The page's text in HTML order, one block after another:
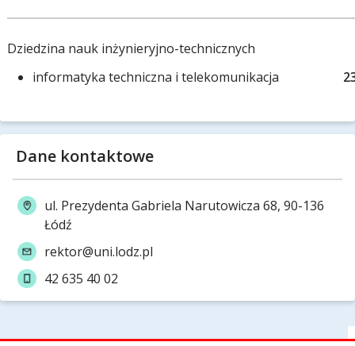
Dziedzina nauk inżynieryjno-technicznych
informatyka techniczna i telekomunikacja
Dane kontaktowe
ul. Prezydenta Gabriela Narutowicza 68, 90-136
Łódź
rektor@uni.lodz.pl
42 635 40 02